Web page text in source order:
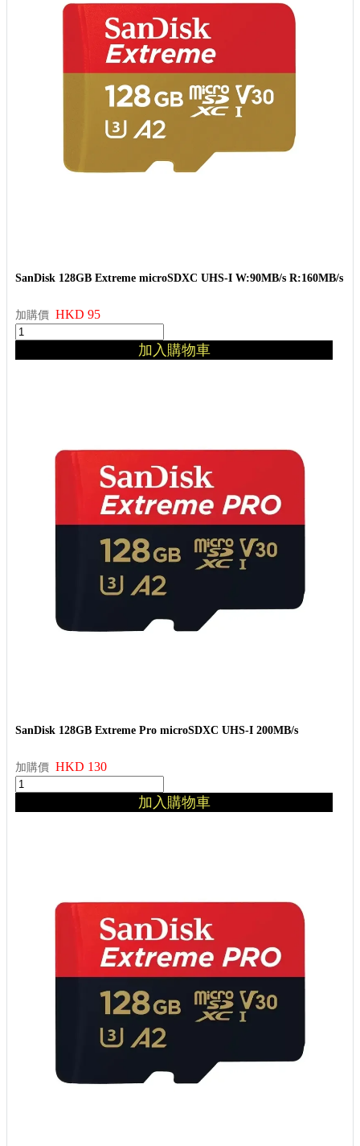
SanDisk 128GB Extreme microSDXC UHS-I W:90MB/s R:160MB/s
加購價 HKD 95
加入購物車
SanDisk 128GB Extreme Pro microSDXC UHS-I 200MB/s
加購價 HKD 130
加入購物車